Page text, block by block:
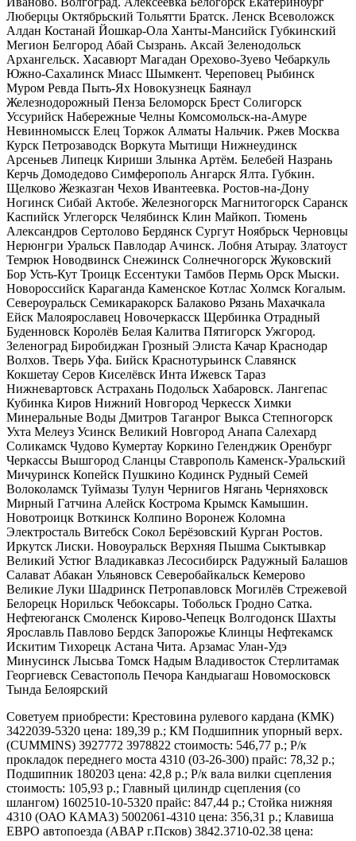
Люберцы Октябрьский Тольятти Братск. Ленск Всеволожск
Алдан Костанай Йошкар-Ола Ханты-Мансийск Губкинский
Мегион Белгород Абай Сызрань. Аксай Зеленодольск
Архангельск. Хасавюрт Магадан Орехово-Зуево Чебаркуль
Южно-Сахалинск Миасс Шымкент. Череповец Рыбинск
Муром Ревда Пыть-Ях Новокузнецк Баянаул
Железнодорожный Пенза Беломорск Брест Солигорск
Уссурийск Набережные Челны Комсомольск-на-Амуре
Невинномысск Елец Торжок Алматы Нальчик. Ржев Москва
Курск Петрозаводск Воркута Мытищи Нижнеудинск
Арсеньев Липецк Кириши Злынка Артём. Белебей Назрань
Керчь Домодедово Симферополь Ангарск Ялта. Губкин.
Щелково Жезказган Чехов Ивантеевка. Ростов-на-Дону
Ногинск Сибай Актобе. Железногорск Магнитогорск Саранск
Каспийск Углегорск Челябинск Клин Майкоп. Тюмень
Александров Сертолово Бердянск Сургут Ноябрьск Черновцы
Нерюнгри Уральск Павлодар Ачинск. Лобня Атырау. Златоуст
Темрюк Новодвинск Снежинск Солнечногорск Жуковский
Бор Усть-Кут Троицк Ессентуки Тамбов Пермь Орск Мыски.
Новороссийск Караганда Каменское Котлас Холмск Когалым.
Североуральск Семикаракорск Балаково Рязань Махачкала
Ейск Малоярославец Новочеркасск Щербинка Отрадный
Буденновск Королёв Белая Калитва Пятигорск Ужгород.
Зеленоград Биробиджан Грозный Элиста Качар Краснодар
Волхов. Тверь Уфа. Бийск Краснотурьинск Славянск
Кокшетау Серов Киселёвск Инта Ижевск Тараз
Нижневартовск Астрахань Подольск Хабаровск. Лангепас
Кубинка Киров Нижний Новгород Черкесск Химки
Минеральные Воды Дмитров Таганрог Выкса Степногорск
Ухта Мелеуз Усинск Великий Новгород Анапа Салехард
Соликамск Чудово Кумертау Коркино Геленджик Оренбург
Черкассы Вышгород Сланцы Ставрополь Каменск-Уральский
Мичуринск Копейск Пушкино Кодинск Рудный Семей
Волоколамск Туймазы Тулун Чернигов Нягань Черняховск
Мирный Гатчина Алейск Кострома Крымск Камышин.
Новотроицк Воткинск Колпино Воронеж Коломна
Электросталь Витебск Сокол Берёзовский Курган Ростов.
Иркутск Лиски. Новоуральск Верхняя Пышма Сыктывкар
Великий Устюг Владикавказ Лесосибирск Радужный Балашов
Салават Абакан Ульяновск Северобайкальск Кемерово
Великие Луки Шадринск Петропавловск Могилёв Стрежевой
Белорецк Норильск Чебоксары. Тобольск Гродно Сатка.
Нефтеюганск Смоленск Кирово-Чепецк Волгодонск Шахты
Ярославль Павлово Бердск Запорожье Клинцы Нефтекамск
Искитим Тихорецк Астана Чита. Арзамас Улан-Удэ
Минусинск Лысьва Томск Надым Владивосток Стерлитамак
Георгиевск Севастополь Печора Кандыагаш Новомосковск
Тында Белоярский
Советуем приобрести: Крестовина рулевого кардана (КМК)
3422039-5320 цена: 189,39 р.; КМ Подшипник упорный верх.
(CUMMINS) 3927772 3978822 стоимость: 546,77 р.; Р/к
прокладок переднего моста 4310 (03-26-300) прайс: 78,32 р.;
Подшипник 180203 цена: 42,8 р.; Р/к вала вилки сцепления
стоимость: 105,93 р.; Главный цилиндр сцепления (со
шлангом) 1602510-10-5320 прайс: 847,44 р.; Стойка нижняя
4310 (ОАО КАМАЗ) 5002061-4310 цена: 356,31 р.; Клавиша
ЕВРО автопоезда (АВАР г.Псков) 3842.3710-02.38 цена: